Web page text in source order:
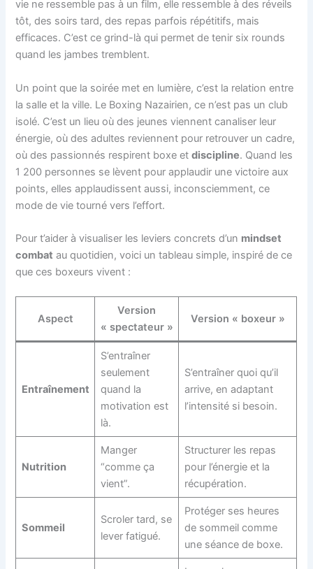
vie ne ressemble pas à un film, elle ressemble à des réveils
tôt, des soirs tard, des repas parfois répétitifs, mais
efficaces. C’est ce grind-là qui permet de tenir six rounds
quand les jambes tremblent.
Un point que la soirée met en lumière, c’est la relation entre
la salle et la ville. Le Boxing Nazairien, ce n’est pas un club
isolé. C’est un lieu où des jeunes viennent canaliser leur
énergie, où des adultes reviennent pour retrouver un cadre,
où des passionnés respirent boxe etdiscipline. Quand les
1 200 personnes se lèvent pour applaudir une victoire aux
points, elles applaudissent aussi, inconsciemment, ce
mode de vie tourné vers l’effort.
Pour t’aider à visualiser les leviers concrets d’un mindset
combat au quotidien, voici un tableau simple, inspiré de ce
que ces boxeurs vivent :
Aspect
Version
« spectateur »
Version « boxeur »
Entraînement
S’entraîner
seulement
quand la
motivation est
là.
S’entraîner quoi qu’il
arrive, en adaptant
l’intensité si besoin.
Nutrition
Manger
“comme ça
vient”.
Structurer les repas
pour l’énergie et la
récupération.
Sommeil
Scroler tard, se
lever fatigué.
Protéger ses heures
de sommeil comme
une séance de boxe.